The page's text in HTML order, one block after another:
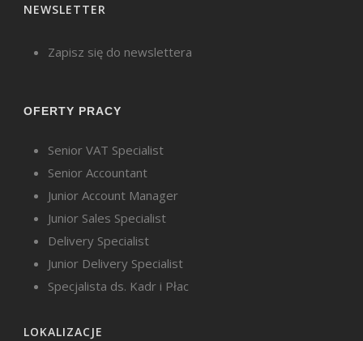
NEWSLETTER
Zapisz się do newslettera
OFERTY PRACY
Senior VAT Specialist
Senior Accountant
Junior Account Manager
Junior Sales Specialist
Delivery Specialist
Junior Delivery Specialist
Specjalista ds. Kadr i Płac
LOKALIZACJE